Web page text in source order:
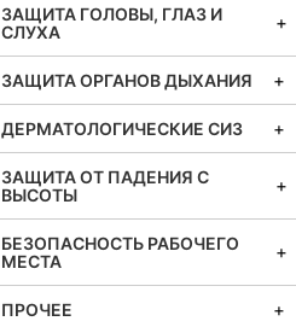
ЗАЩИТА ГОЛОВЫ, ГЛАЗ И
СЛУХА
ЗАЩИТА ОРГАНОВ ДЫХАНИЯ
ДЕРМАТОЛОГИЧЕСКИЕ СИЗ
ЗАЩИТА ОТ ПАДЕНИЯ С
ВЫСОТЫ
БЕЗОПАСНОСТЬ РАБОЧЕГО
МЕСТА
ПРОЧЕЕ